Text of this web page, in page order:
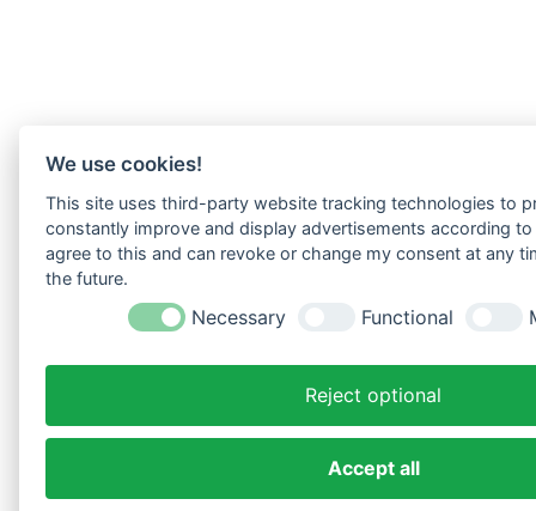
We use cookies!
This site uses third-party website tracking technologies to
constantly improve and display advertisements according
agree to this and can revoke or change my consent at any
the future.
Necessary Functional
Reject optional
Accept all